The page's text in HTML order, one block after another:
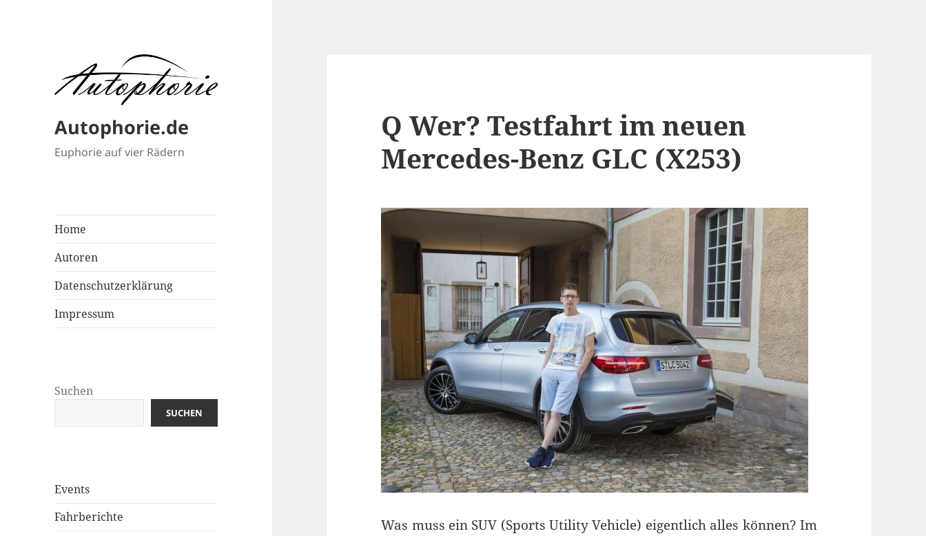
Autophorie.de
Euphorie auf vier Rädern
Home
Autoren
Datenschutzerklärung
Impressum
Suchen
SUCHEN
Events
Fahrberichte
Q Wer? Testfahrt im neuen
Mercedes-Benz GLC (X253)
Was muss ein SUV (Sports Utility Vehicle) eigentlich alles können? Im